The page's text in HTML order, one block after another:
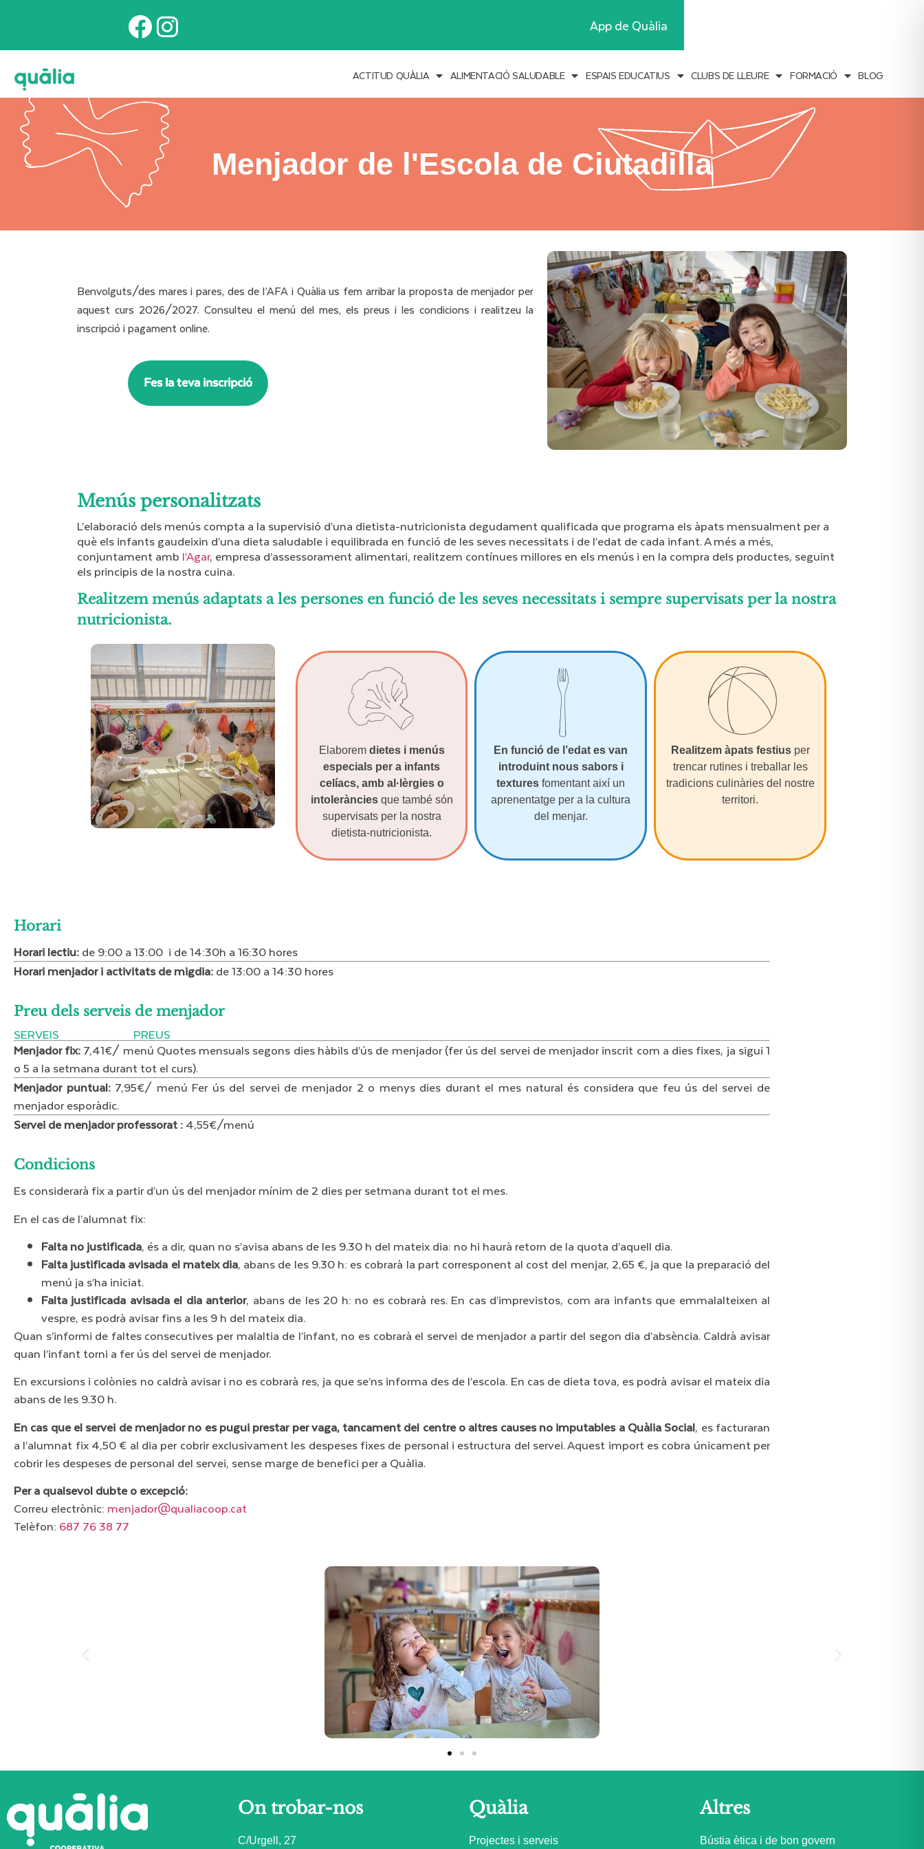
App de Quàlia
ACTITUD QUÀLIA ALIMENTACIÓ SALUDABLE ESPAIS EDUCATIUS CLUBS DE LLEURE FORMACIÓ BLOG
Menjador de l'Escola de Ciutadilla
Benvolguts/des mares i pares, des de l’AFA i Quàlia us fem arribar la proposta de menjador per
aquest curs 2026/2027. Consulteu el menú del mes, els preus i les condicions i realitzeu la
inscripció i pagament online.
Fes la teva inscripció
Menús personalitzats
L’elaboració dels menús compta a la supervisió d’una dietista-nutricionista degudament qualificada que programa els àpats mensualment per a
què els infants gaudeixin d’una dieta saludable i equilibrada en funció de les seves necessitats i de l’edat de cada infant. A més a més,
conjuntament amb l’Agar, empresa d’assessorament alimentari, realitzem contínues millores en els menús i en la compra dels productes, seguint
els principis de la nostra cuina.
Realitzem menús adaptats a les persones en funció de les seves necessitats i sempre supervisats per la nostra
nutricionista.
Elaborem dietes i menús
especials per a infants
celíacs, amb al·lèrgies o
intolerànciesque també són
supervisats per la nostra
dietista-nutricionista.
En funció de l’edat es van
introduint nous sabors i
textures fomentant així un
aprenentatge per a la cultura
del menjar.
Realitzem àpats festiusper
trencar rutines i treballar les
tradicions culinàries del nostre
territori.
Horari​
Horari lectiu:de 9:00 a 13:00 i de 14:30h a 16:30 hores
Horari menjador i activitats de migdia:de 13:00 a 14:30 hores
Preu dels serveis de menjador​
SERVEIS PREUS
Menjador fix:7,41€/ menú Quotes mensuals segons dies hàbils d’ús de menjador (fer ús del servei de menjador inscrit com a dies fixes, ja sigui 1
o 5 a la setmana durant tot el curs).
Menjador puntual: 7,95€/ menú Fer ús del servei de menjador 2 o menys dies durant el mes natural és considera que feu ús del servei de
menjador esporàdic.
Servei de menjador professorat :4,55€/menú
Condicions​
Es considerarà fix a partir d’un ús del menjador mínim de 2 dies per setmana durant tot el mes.
En el cas de l’alumnat fix:
Falta no justificada, és a dir, quan no s’avisa abans de les 9.30 h del mateix dia: no hi haurà retorn de la quota d’aquell dia.
Falta justificada avisada el mateix dia, abans de les 9.30 h: es cobrarà la part corresponent al cost del menjar, 2,65 €, ja que la preparació del
menú ja s’ha iniciat.
Falta justificada avisada el dia anterior, abans de les 20 h: no es cobrarà res. En cas d’imprevistos, com ara infants que emmalalteixen al
vespre, es podrà avisar fins a les 9 h del mateix dia.
Quan s’informi de faltes consecutives per malaltia de l’infant, no es cobrarà el servei de menjador a partir del segon dia d’absència. Caldrà avisar
quan l’infant torni a fer ús del servei de menjador.
En excursions i colònies no caldrà avisar i no es cobrarà res, ja que se’ns informa des de l’escola. En cas de dieta tova, es podrà avisar el mateix dia
abans de les 9.30 h.
En cas que el servei de menjador no es pugui prestar per vaga, tancament del centre o altres causes no imputables a Quàlia Social, es facturaran
a l’alumnat fix 4,50 € al dia per cobrir exclusivament les despeses fixes de personal i estructura del servei. Aquest import es cobra únicament per
cobrir les despeses de personal del servei, sense marge de benefici per a Quàlia.
Per a qualsevol dubte o excepció:
Correu electrònic: menjador@qualiacoop.cat
Telèfon: 687 76 38 77
On trobar-nos
C/Urgell, 27
Quàlia
Projectes i serveis
Altres
Bústia ètica i de bon govern